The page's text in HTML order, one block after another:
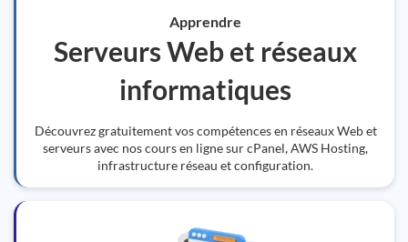
Apprendre
Serveurs Web et réseaux
informatiques
Découvrez gratuitement vos compétences en réseaux Web et
serveurs avec nos cours en ligne sur cPanel, AWS Hosting,
infrastructure réseau et configuration.